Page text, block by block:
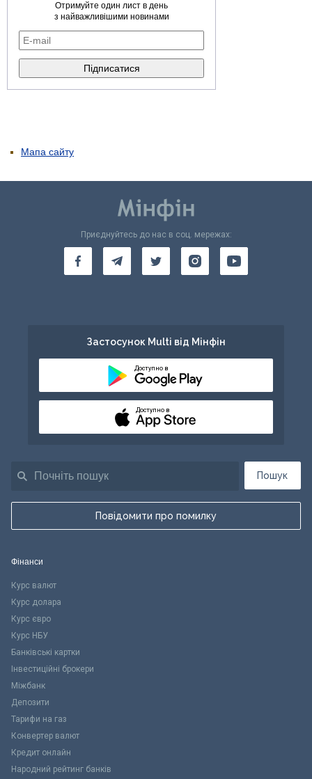
Отримуйте один лист в день
з найважливішими новинами
Мапа сайту
Пошук
Повідомити про помилку
Приєднуйтесь до нас в соц. мережах:
Застосунок Multi від Мінфін
Доступно в
Доступно в
Фінанси
Курс валют
Курс долара
Курс євро
Курс НБУ
Банківські картки
Інвестиційні брокери
Міжбанк
Депозити
Тарифи на газ
Конвертер валют
Кредит онлайн
Народний рейтинг банків